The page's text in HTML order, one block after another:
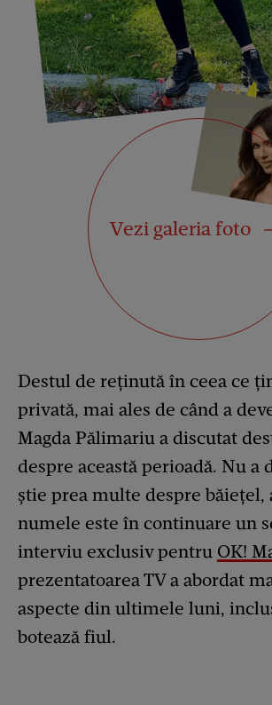
Vezi galeria foto
Destul de reținută în ceea ce
privată, mai ales de când a
Magda Pălimariu a discutat
despre această perioadă. Nu a
știe prea multe despre băiețel,
numele este în continuare un
interviu exclusiv pentru OK!
prezentatoarea TV a abordat
aspecte din ultimele luni,
botează fiul.